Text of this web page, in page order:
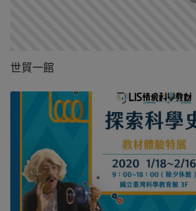
世貿一館